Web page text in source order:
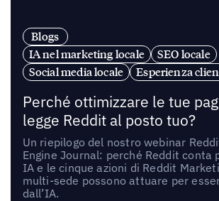
Blogs
IA nel marketing locale
SEO locale
Social media locale
Esperienza
Perché ottimizzare le tue
legge Reddit al posto tuo?
Un riepilogo del nostro webinar
Engine Journal: perché Reddit conta
IA e le cinque azioni di Reddit
multi-sede possono attuare per
dall’IA.